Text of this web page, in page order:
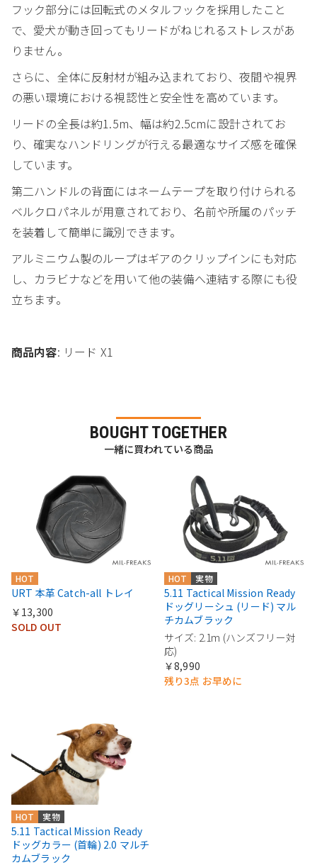
フック部分には回転式のメタルフックを採用したこと
で、愛犬が動き回ってもリードがねじれるストレスがあ
りません。
さらに、全体に反射材が組み込まれており、夜間や視界
の悪い環境における視認性と安全性を高めています。
リードの全長は約1.5m、幅は約2.5cmに設計されてお
り、確実なハンドリングが行える最適なサイズ感を確保
しています。
第二ハンドルの背面にはネームテープを取り付けられる
ベルクロパネルが用意されており、名前や所属のパッチ
を装着して簡単に識別できます。
アルミニウム製のループはギアのクリップインにも対応
し、カラビナなどを用いて他の装備へ連結する際にも役
立ちます。
商品内容: リード X1
BOUGHT TOGETHER
一緒に買われている商品
HOT
URT 本革 Catch-all トレイ
￥13,300
SOLD OUT
実物
HOT
5.11 Tactical Mission Ready
ドッグリーシュ (リード) マル
チカムブラック
サイズ: 2.1m (ハンズフリー対
応)
￥8,990
残り3点 お早めに
実物
HOT
5.11 Tactical Mission Ready
ドッグカラー (首輪) 2.0 マルチ
カムブラック